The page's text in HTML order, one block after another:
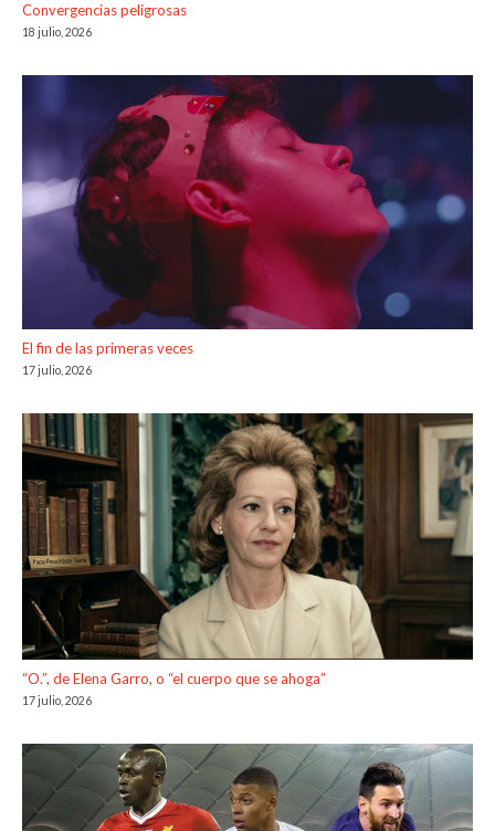
Convergencias peligrosas
18 julio, 2026
El fin de las primeras veces
17 julio, 2026
“O.”, de Elena Garro, o “el cuerpo que se ahoga”
17 julio, 2026